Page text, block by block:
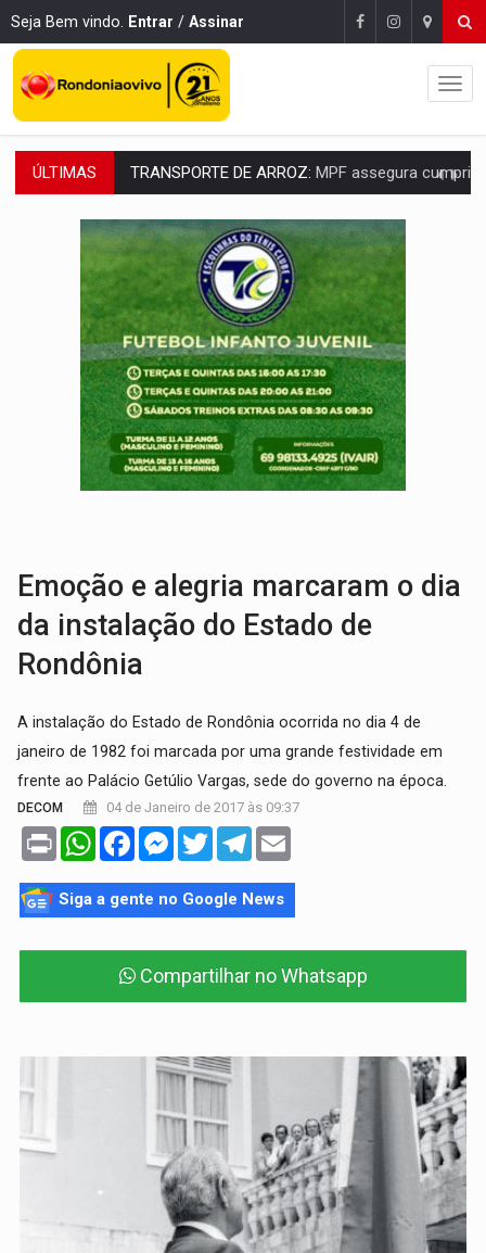
Seja Bem vindo. Entrar / Assinar
ÚLTIMAS DEEPFAKE:Sancionada lei contra violência sexual infantil na
COLEGIADO:Brasil e Rússia discutem energia nuclear, defesa e
URGENTE:Colisão entre caminhão e carro deixa quatro mortos e um em
ENCONTRO:Amazônia Negra ganha projeção nacional com participação de
PREVISÃO:Porto Velho tem chances de chuvas isoladas nesta
SINDICATOS UNIDOS:Assembleia Geral delibera greve da educação
PROCESSO SELETIVO:Rondoniaovivo abre oficina de Comunicação com
AGOSTO LILÁS:MPRO lança de portal e promove reflexão sobre trajetória da
Emoção e alegria marcaram o dia
da instalação do Estado de
Rondônia
A instalação do Estado de Rondônia ocorrida no dia 4 de
janeiro de 1982 foi marcada por uma grande festividade em
frente ao Palácio Getúlio Vargas, sede do governo na época.
DECOM 04 de Janeiro de 2017 às 09:37
Print WhatsAppFacebookMessenger
TwitterTelegram
Siga a gente no Google News
Compartilhar no Whatsapp